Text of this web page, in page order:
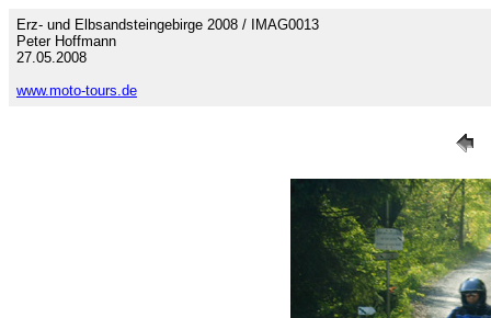
Erz- und Elbsandsteingebirge 2008 / IMAG0013
Peter Hoffmann
27.05.2008
www.moto-tours.de